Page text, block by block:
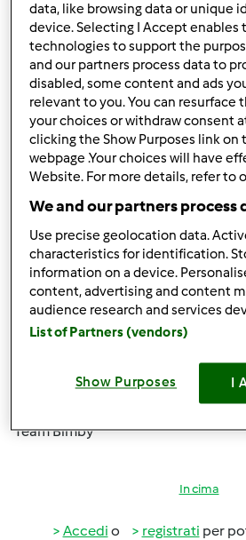
Risposta rapida
Team Bimby
Ven, 10/26/2018 - 13:28
Concordiamo con Magat!
Ecco i recapiti: mail ad
oppure numero verde gratuito 800
assistenza tecnica.
Il Servizio Clienti è attivoda lunedì a
Team Bimby
In cima
Accedi o registrati per
data, like browsing data or unique
device. Selecting I Accept enables
technologies to support the
and our partners process data to
disabled, some content and ads
relevant to you. You can resurface
your choices or withdraw consent
clicking the Show Purposes link
webpage .Your choices will have
Website. For more details, refer to
We and our partners process
Use precise geolocation data.
characteristics for identification.
information on a device.
content, advertising and content
audience research and services
List of Partners (vendors)
Show Purposes I